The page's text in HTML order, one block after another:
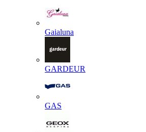
Gaialuna
GARDEUR
GAS